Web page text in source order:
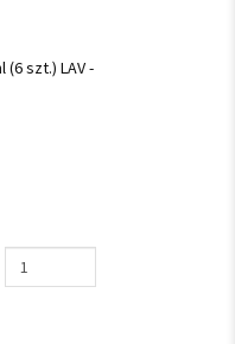
szt.) LAV -